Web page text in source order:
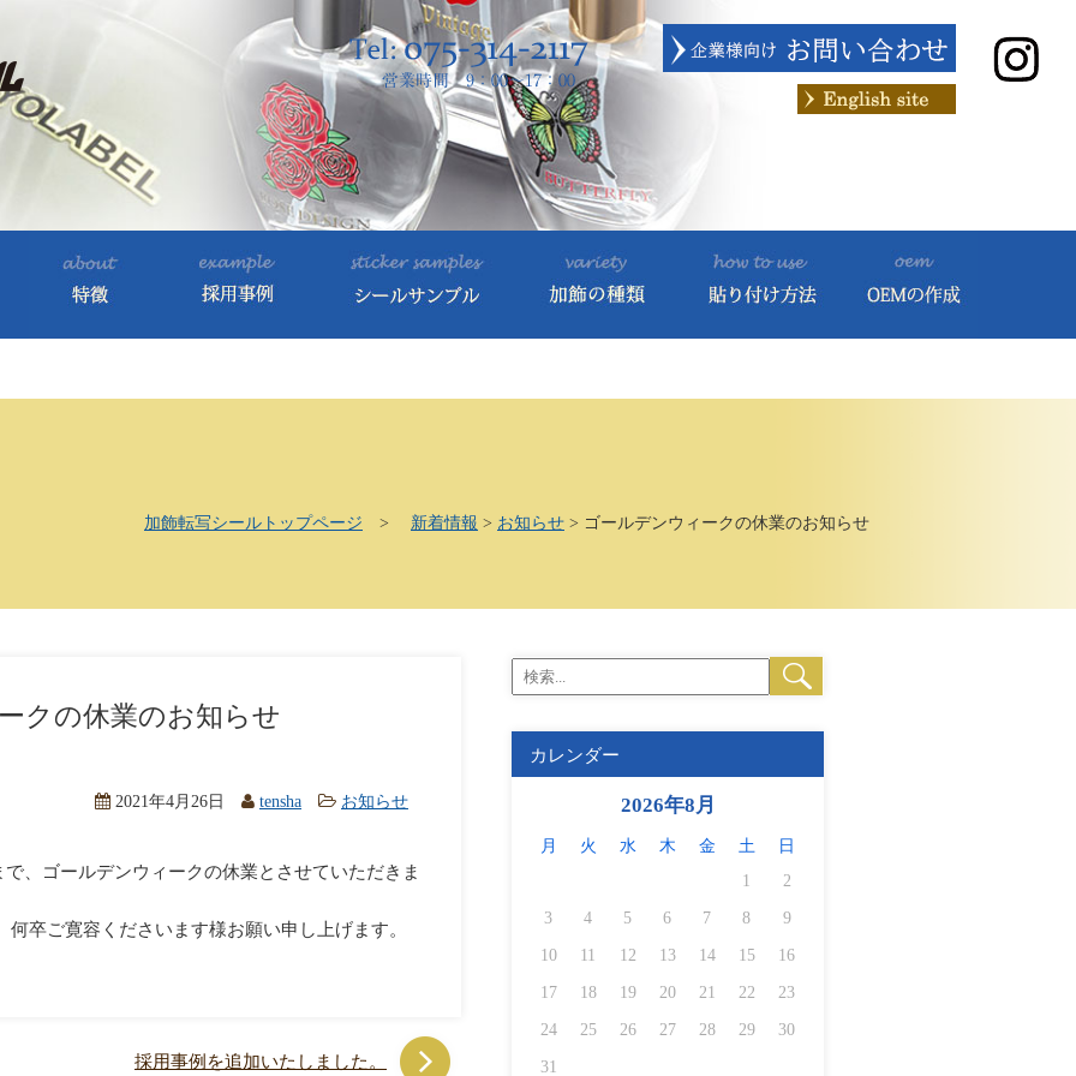
加飾転写シールトップページ > 新着情報 > お知らせ > ゴールデンウィークの休業のお知らせ
クの休業のお知らせ
2021年4月26日 tensha お知らせ
、ゴールデンウィークの休業とさせていただきま
卒ご寛容くださいます様お願い申し上げます。
採用事例を追加いたしました。
カレンダー
2026年8月
月 火 水 木 金 土
日
1
2
3 4 5 6 7 8 9
10 11 12 13 14 15 16
17 18 19 20 21 22 23
24 25 26 27 28 29 30
31